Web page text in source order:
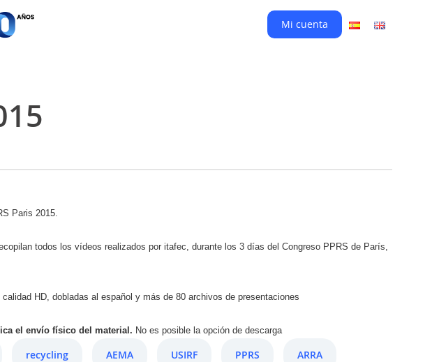
Mi cuenta
Paris 2015.
todos los vídeos realizados por itafec, durante los 3 días del Congreso PPRS de París,
HD, dobladas al español y más de 80 archivos de presentaciones
el envío físico del material. No es posible la opción de descarga
recycling AEMA USIRF PPRS ARRA